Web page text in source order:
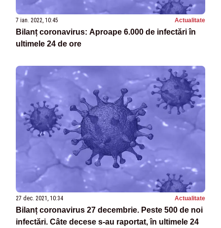
7 ian. 2022, 10:45 Actualitate
Bilanț coronavirus: Aproape 6.000 de infectări în
ultimele 24 de ore
27 dec. 2021, 10:34 Actualitate
Bilanț coronavirus 27 decembrie. Peste 500 de noi
infectări. Câte decese s-au raportat, în ultimele 24